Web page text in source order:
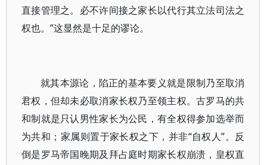
直接管理之。必不许间接之家长以代行其立法司法之
权也。”这显然是十足的谬论。
就其本源论，陷正的基本要义就是限制乃至取消
君权，但却未必取消家长权乃至领主权。古罗马的共
和制就是只认男性家长为公民，有全权得参加选举而
为共和；家属则置于家长权之下，并非“自权人”。反
倒是罗马帝国晚期及拜占庭时期家长权崩溃，皇权直